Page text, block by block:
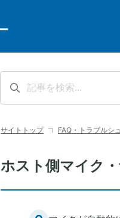
サイトトップ FAQ・トラブルシ
ホスト側マイク